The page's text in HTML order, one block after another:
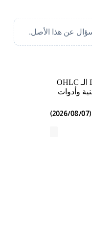
عن هذا الأصل.
مخطط أسعار سهم DLHC الـ OHLC
وأدوات